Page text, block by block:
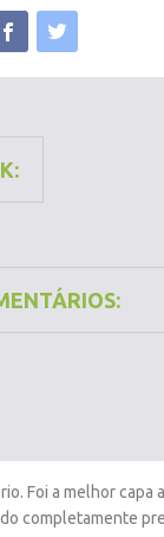
Foi a melhor capa
completamente